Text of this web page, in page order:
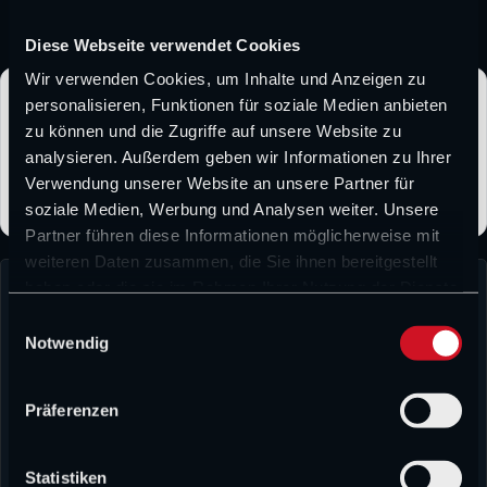
Diese Webseite verwendet Cookies
Wir verwenden Cookies, um Inhalte und Anzeigen zu
personalisieren, Funktionen für soziale Medien anbieten
zu können und die Zugriffe auf unsere Website zu
analysieren. Außerdem geben wir Informationen zu Ihrer
Verwendung unserer Website an unsere Partner für
soziale Medien, Werbung und Analysen weiter. Unsere
Partner führen diese Informationen möglicherweise mit
weiteren Daten zusammen, die Sie ihnen bereitgestellt
Notwendig
Präferenzen
Statistiken
CHAMP1.NEWS bei Google bevorzugen
Folge CHAMP1.NEWS als bevorzugter Quelle und erhalte
unsere Formel-1-News häufiger direkt bei Google.
Anspruch. Bereits während seines Medienwissenschaftsstudiums stand für